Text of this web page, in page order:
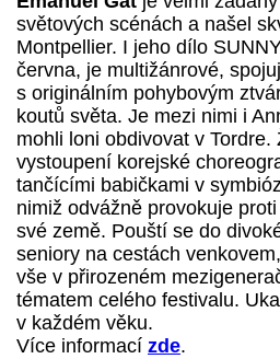
světových scénách a našel
Montpellier. I jeho dílo
června, je multižánrové,
s originálním pohybovým
koutů světa. Je mezi nimi i
mohli loni obdivovat v Tordre.
vystoupení korejské
tančícími babičkami v
nimiž odvážně provokuje
své země. Pouští se do
seniory na cestách
vše v přirozeném
tématem celého festivalu.
v každém věku.
Více informací zde.